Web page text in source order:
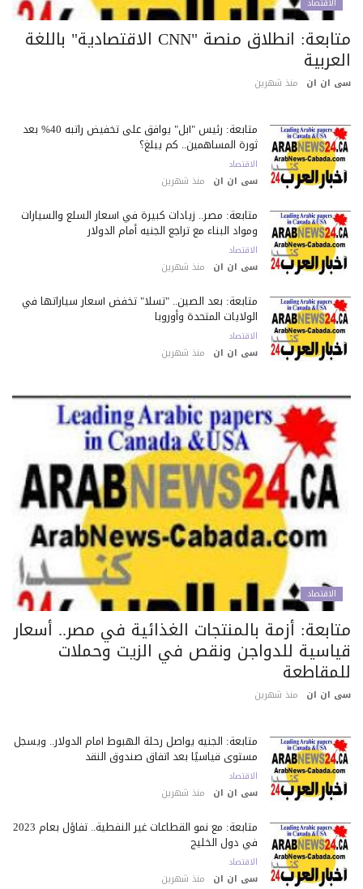
متابعة: انطلاق منصة "CNN الاقتصادية" باللغة
ان ان منذ شهرين
متابعة: رئيس "آبل" يوافق على تخفيض راتبه 40% بعد
ثورة المساهمين.. كم يبلغ؟
الاقتصاد
سى ان ان منذ شهرين
متابعة: مصر.. زيادات كبيرة في أسعار السلع والسيارات
ومواد البناء مع تراجع الجنيه أمام الدولار
الاقتصاد
سى ان ان منذ شهرين
متابعة: بعد الصين.. "تسلا" تخفض أسعار سياراتها في
الولايات المتحدة وأوروبا
الاقتصاد
سى ان ان منذ شهرين
الاقتصاد
أزمة بالمنتجات الغذائية في مصر.. أسعار
للدواجن ونقص في الزيت وحملات
ان ان منذ شهرين
متابعة: الجنيه يواصل رحلة الهبوط أمام الدولار.. ويسجل
مستوى قياسيًا بعد اتفاق صندوق النقد
الاقتصاد
سى ان ان منذ شهرين
متابعة: مع نمو القطاعات غير النفطية.. تفاؤل بعام 2023
في دول الخليج
الاقتصاد
سى ان ان منذ شهرين